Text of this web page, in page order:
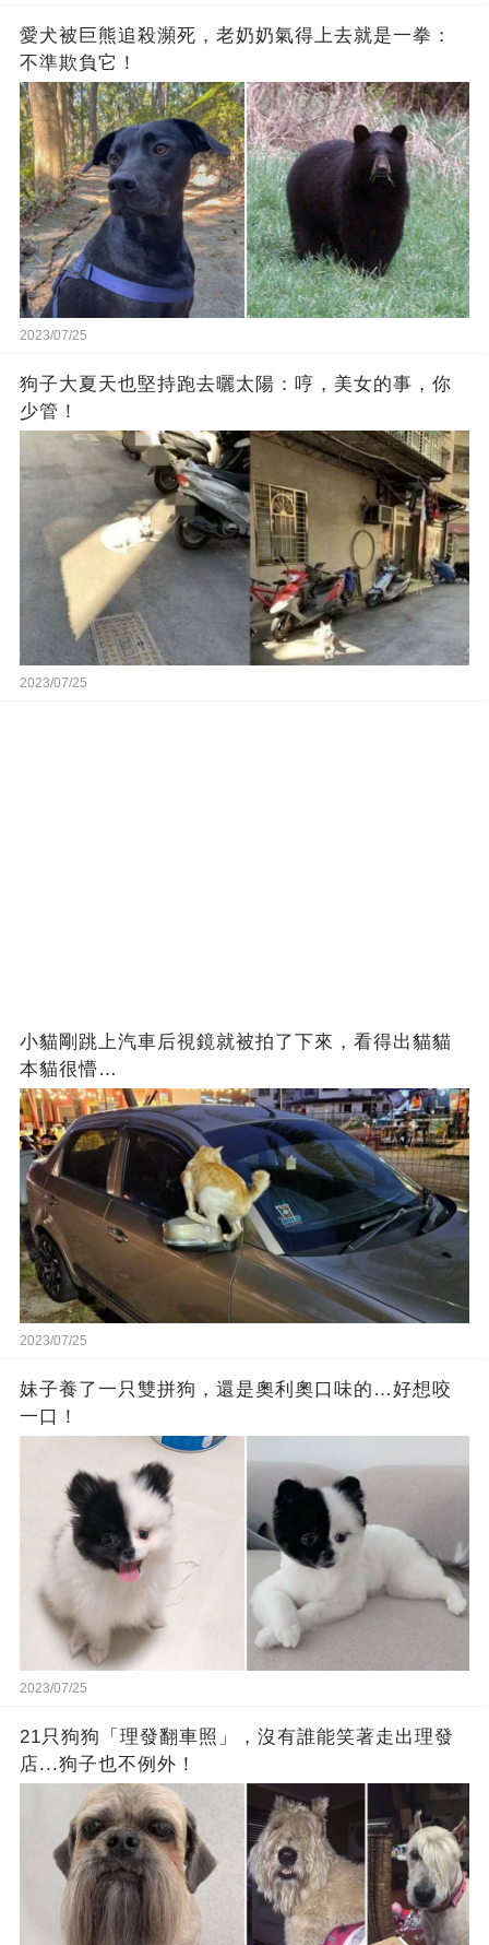
愛犬被巨熊追殺瀕死，老奶奶氣得上去就是一拳：
不準欺負它！
2023/07/25
狗子大夏天也堅持跑去曬太陽：哼，美女的事，你
少管！
2023/07/25
小貓剛跳上汽車后視鏡就被拍了下來，看得出貓貓
本貓很懵…
2023/07/25
妹子養了一只雙拼狗，還是奧利奧口味的…好想咬
一口！
2023/07/25
21只狗狗「理發翻車照」，沒有誰能笑著走出理發
店...狗子也不例外！